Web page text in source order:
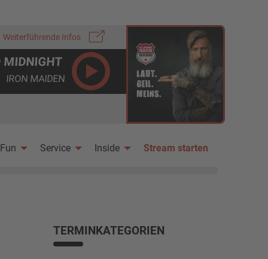
Weiterführende Infos
MIDNIGHT
IRON MAIDEN
Fun Service Inside Stream starten
TERMINKATEGORIEN